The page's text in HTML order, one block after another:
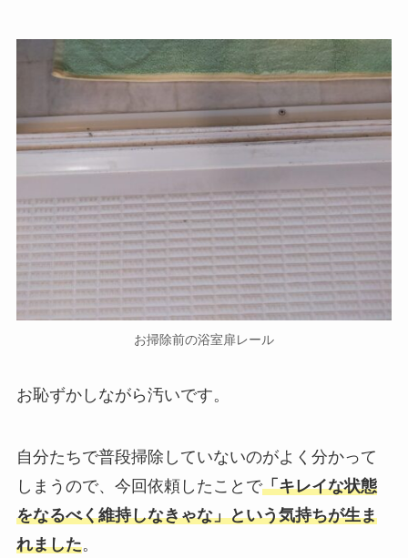
お掃除前の浴室扉レール
お恥ずかしながら汚いです。
自分たちで普段掃除していないのがよく分かって
しまうので、今回依頼したことで「キレイな状態
をなるべく維持しなきゃな」という気持ちが生ま
れました。